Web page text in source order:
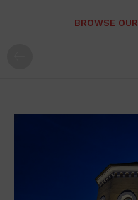
BROWSE